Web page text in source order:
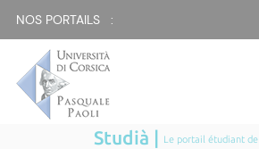
NOS PORTAILS :
Studià | Le portail étudiant